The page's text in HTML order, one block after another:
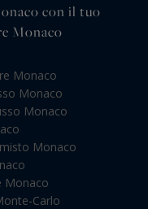
con il tuo
Monaco
Monaco
Monaco
Monaco
Monaco
Monaco
Carlo